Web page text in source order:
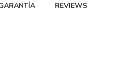
REVIEWS